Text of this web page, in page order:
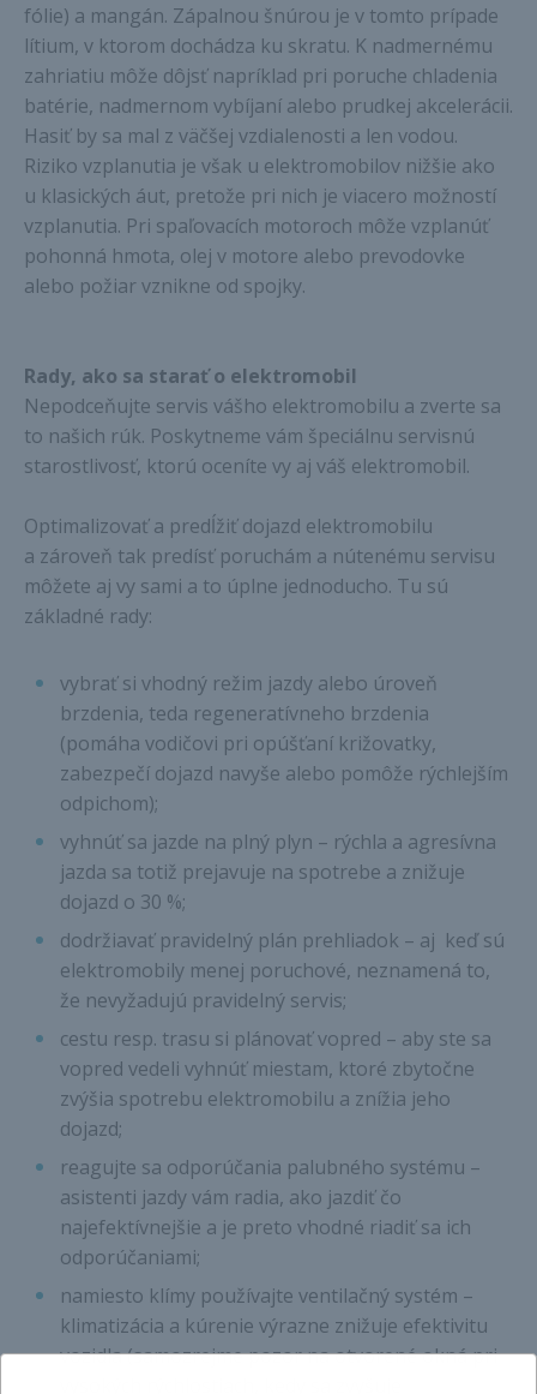
fólie) a mangán. Zápalnou šnúrou je v tomto prípade
lítium, v ktorom dochádza ku skratu. K nadmernému
zahriatiu môže dôjsť napríklad pri poruche chladenia
batérie, nadmernom vybíjaní alebo prudkej akcelerácii.
Hasiť by sa mal z väčšej vzdialenosti a len vodou.
Riziko vzplanutia je však u elektromobilov nižšie ako
u klasických áut, pretože pri nich je viacero možností
vzplanutia. Pri spaľovacích motoroch môže vzplanúť
pohonná hmota, olej v motore alebo prevodovke
alebo požiar vznikne od spojky.
Rady, ako sa starať o elektromobil
Nepodceňujte servis vášho elektromobilu a zverte sa
to našich rúk. Poskytneme vám špeciálnu servisnú
starostlivosť, ktorú oceníte vy aj váš elektromobil.
Optimalizovať a predĺžiť dojazd elektromobilu
a zároveň tak predísť poruchám a nútenému servisu
môžete aj vy sami a to úplne jednoducho. Tu sú
základné rady:
vybrať si vhodný režim jazdy alebo úroveň
brzdenia, teda regeneratívneho brzdenia
(pomáha vodičovi pri opúšťaní križovatky,
zabezpečí dojazd navyše alebo pomôže rýchlejším
odpichom);
vyhnúť sa jazde na plný plyn – rýchla a agresívna
jazda sa totiž prejavuje na spotrebe a znižuje
dojazd o 30 %;
dodržiavať pravidelný plán prehliadok – aj keď sú
elektromobily menej poruchové, neznamená to,
že nevyžadujú pravidelný servis;
cestu resp. trasu si plánovať vopred – aby ste sa
vopred vedeli vyhnúť miestam, ktoré zbytočne
zvýšia spotrebu elektromobilu a znížia jeho
dojazd;
reagujte sa odporúčania palubného systému –
asistenti jazdy vám radia, ako jazdiť čo
najefektívnejšie a je preto vhodné riadiť sa ich
odporúčaniami;
namiesto klímy používajte ventilačný systém –
klimatizácia a kúrenie výrazne znižuje efektivitu
vozidla (samozrejme pozor na otvorené okná pri